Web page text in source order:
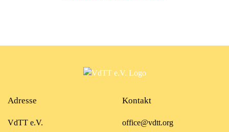
Adresse
VdTT e.V.
Kontakt
office@vdtt.org